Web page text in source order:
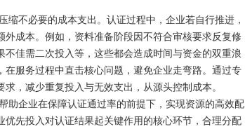
不必要的成本支出。认证过程中，企业若自行推进，
成本。例如，资料准备阶段因不符合审核要求反复修
佳需二次投入等，这些都会造成时间与资金的双重浪
服务过程中直击核心问题，避免企业走弯路。通过专
，减少重复投入与无效支出，从源头控制成本。
企业在保障认证通过率的前提下，实现资源的高效配
先投入对认证结果起关键作用的核心环节，合理分配